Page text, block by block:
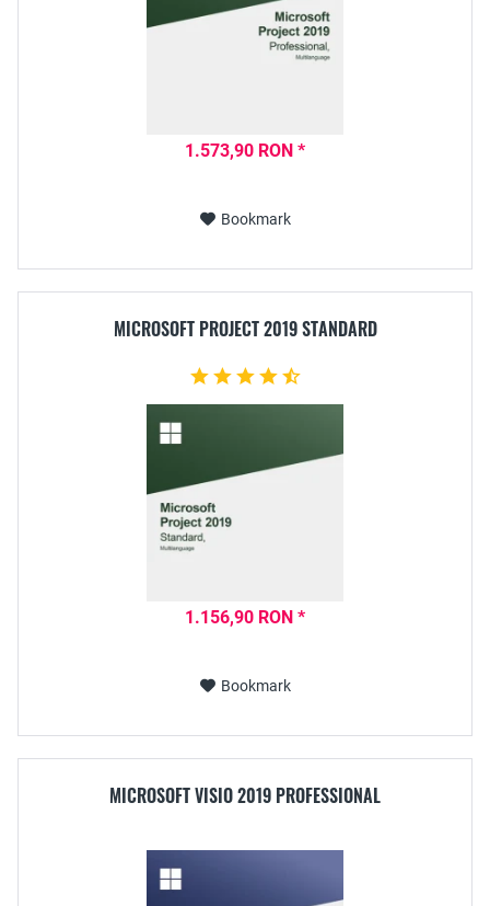
1.573,90 RON *
Bookmark
MICROSOFT PROJECT 2019 STANDARD
1.156,90 RON *
Bookmark
MICROSOFT VISIO 2019 PROFESSIONAL